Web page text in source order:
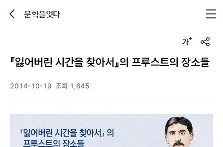
문학을잇다
u
l
『잃어버린 시간을 찾아서』의 프루스트의 장소들
2014-10-19 조회 1,645